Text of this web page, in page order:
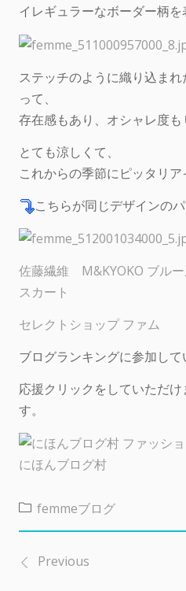
イレギュラーなボーダー柄
ステッチのように織り込ま
って、
存在感もあり、オシャレ度も
とても涼しくて、
これからの季節にピッタリ
こちらが同じデザインの
佐藤繊維 M&KYOKO ブル
スカート
セレクトショップ ファム
ブログランキングに参加して
応援クリックをしていただ
す。
にほんブログ村
femmeブログ
投Previous